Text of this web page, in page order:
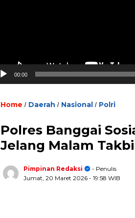
00:00
Home / Daerah / Nasional / Polri
Polres Banggai
Jelang Malam
Pimpinan Redaksi
- Penulis
Jumat, 20 Maret 2026 - 19:58 WIB